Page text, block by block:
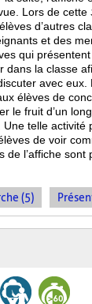
Lors de cette
d’autres
et des
qui
dans la classe
avec eux.
élèves de
le fruit d’un
telle activité
de voir
de l’affiche sont
(5)